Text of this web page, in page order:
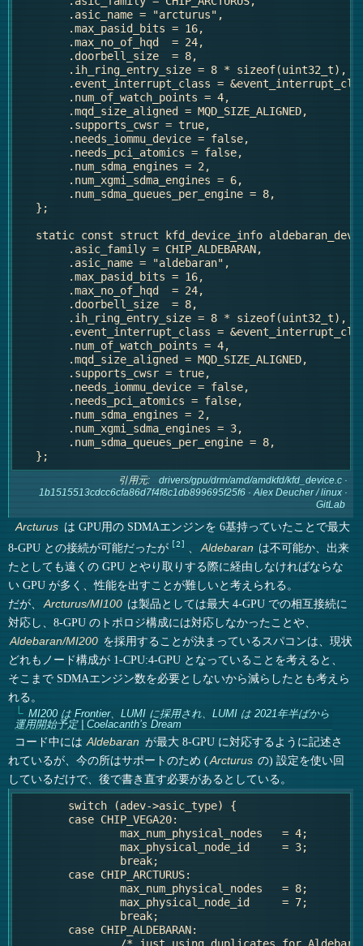
   };
static const struct kfd_device_info
引用元:
drivers/gpu/drm/amd/amdkfd/kfd_device.c ·
1b1515513cdcc6cfa86d7f4f8c1db899695f25f6 · Alex Deucher / linux ·
GitLab
Arcturus は GPU用の SDMAエンジンを 6基持っていたことで最大
8-GPU との接続が可能だったが
2 Aldebaran は不可能か、出来
たとしても遠くの GPU とやり取りする際に経由しなければならな
い GPU が多く、性能を出すことが難しいと考えられる。
だが、
Arcturus/MI100 は製品としては最大 4-GPU での相互接続に
対応し、8-GPU のトポロジ構成には対応しなかったことや、
Aldebaran/MI200 を採用することが決まっているスパコンは、現状
どれもノード構成が 1-CPU:4-GPU となっていることを考えると、
そこまで SDMAエンジン数を必要としないから減らしたとも考えら
れる。
MI200 は Frontier、LUMI に採用され、LUMI は 2021年半ばから
運用開始予定 | Coelacanth’s Dream
コード中には Aldebaran が最大 8-GPU に対応するように記述さ
れているが、今の所はサポートのため (Arcturus の) 設定を使い回
しているだけで、後で書き直す必要があるとしている。